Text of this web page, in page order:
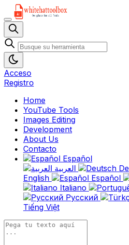
Acceso
Registro
Home
YouTube Tools
Images Editing
Development
About Us
Contacto
Español
English
Español
Italiano
Русский
Tiếng Việt